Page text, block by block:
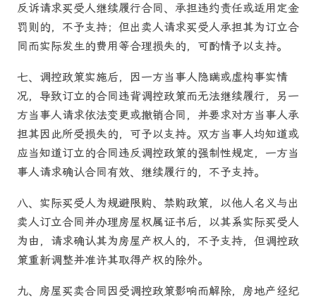
反诉请求买受人继续履行合同、承担违约责任或适用定金
罚则的，不予支持；但出卖人请求买受人承担其为订立合
同而实际发生的费用等合理损失的，可酌情予以支持。
七、 调控政策实施后，因一方当事人隐瞒或虚构事实情
况，导致订立的合同违背调控政策而无法继续履行，另一
方当事人请求依法变更或撤销合同，并要求对方当事人承
担其因此所受损失的，可予以支持。双方当事人均知道或
应当知道订立的合同违反调控政策的强制性规定，一方当
事人请求确认合同有效、继续履行的，不予支持。
八、 实际买受人为规避限购、禁购政策，以他人名义与出
卖人订立合同并办理房屋权属证书后，以其系实际买受人
为由，请求确认其为房屋产权人的，不予支持，但调控政
策重新调整并准许其取得产权的除外。
九、 房屋买卖合同因受调控政策影响而解除，房地产经纪